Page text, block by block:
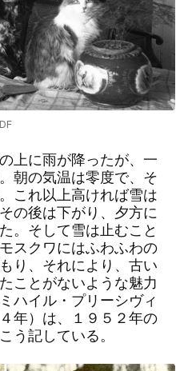
上に雨が降ったが、一
朝の気温は零度で、そ
これ以上高ければ雪は
の後は下がり、夕方に
。そして雪は止むこと
スクワにはふわふわの
り、それにより、古い
ことがないような魅力
ハイル・プリーシヴィ
年）は、１９５２年の
う記している。